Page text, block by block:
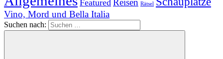
Featured Reisen Rätsel
Vino, Mord und Bella Italia
Suchen nach: